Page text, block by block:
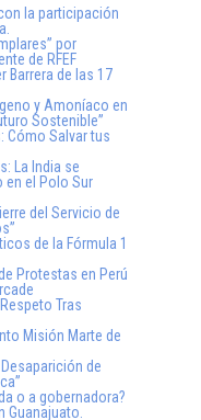
la participación
por
de RFEF
Barrera de las 17
y Amoníaco en
Sostenible”
Cómo Salvar tus
La India se
en el Polo Sur
del Servicio de
de la Fórmula 1
Protestas en Perú
Tras
Misión Marte de
de
o a gobernadora?
Guanajuato.